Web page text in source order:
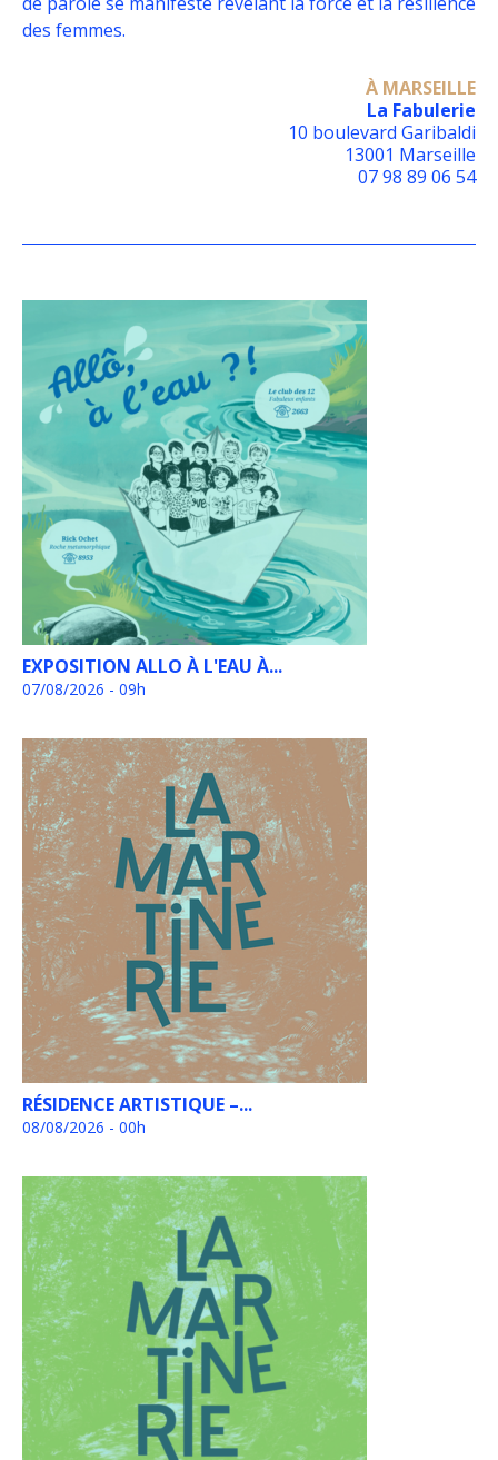
des femmes.
À MARSEILLE
La Fabulerie
10 boulevard Garibaldi
13001 Marseille
07 98 89 06 54
EXPOSITION ALLO À L'EAU À...
07/08/2026 - 09h
RÉSIDENCE ARTISTIQUE –...
08/08/2026 - 00h